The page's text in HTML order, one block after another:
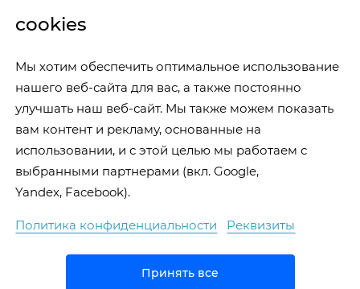
cookies
Мы хотим обеспечить оптимальное использование
нашего веб-сайта для вас, а также постоянно
улучшать наш веб-сайт. Мы также можем показать
вам контент и рекламу, основанные на
использовании, и с этой целью мы работаем с
выбранными партнерами (вкл. Google,
Yandex, Facebook).
Политика конфиденциальности Реквизиты
Принять все